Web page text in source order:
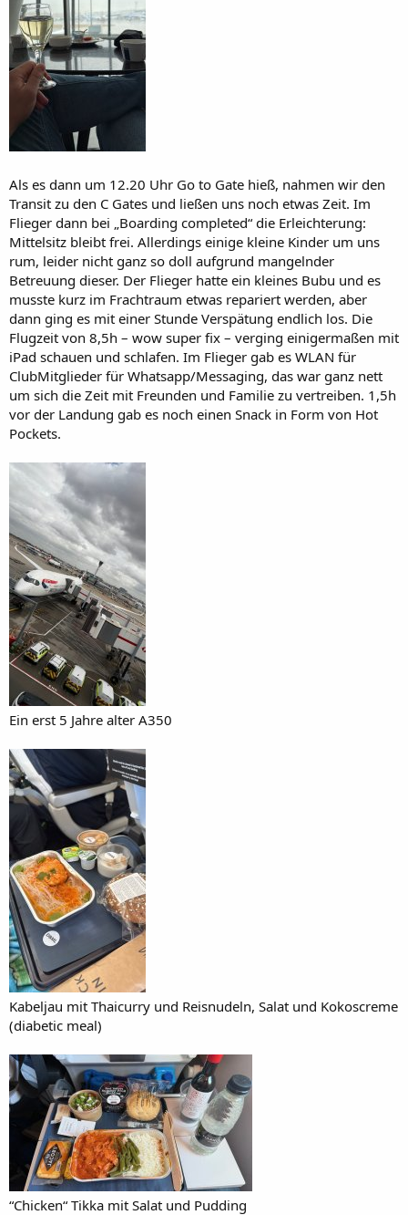
Als es dann um 12.20 Uhr Go to Gate hieß, nahmen wir den
Transit zu den C Gates und ließen uns noch etwas Zeit. Im
Flieger dann bei „Boarding completed“ die Erleichterung:
Mittelsitz bleibt frei. Allerdings einige kleine Kinder um uns
rum, leider nicht ganz so doll aufgrund mangelnder
Betreuung dieser. Der Flieger hatte ein kleines Bubu und es
musste kurz im Frachtraum etwas repariert werden, aber
dann ging es mit einer Stunde Verspätung endlich los. Die
Flugzeit von 8,5h – wow super fix – verging einigermaßen mit
iPad schauen und schlafen. Im Flieger gab es WLAN für
ClubMitglieder für Whatsapp/Messaging, das war ganz nett
um sich die Zeit mit Freunden und Familie zu vertreiben. 1,5h
vor der Landung gab es noch einen Snack in Form von Hot
Pockets.
Ein erst 5 Jahre alter A350
Kabeljau mit Thaicurry und Reisnudeln, Salat und Kokoscreme
(diabetic meal)
“Chicken“ Tikka mit Salat und Pudding